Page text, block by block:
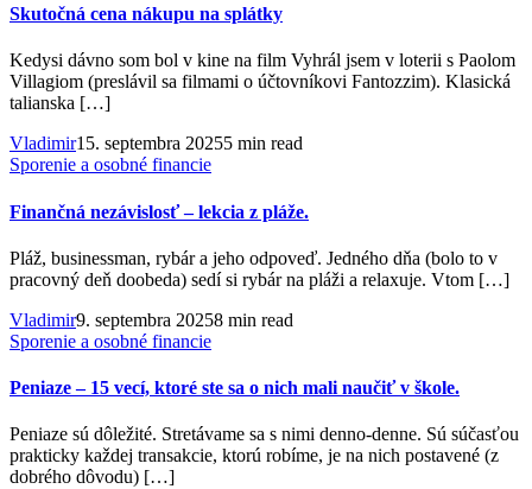
Skutočná cena nákupu na splátky
Kedysi dávno som bol v kine na film Vyhrál jsem v loterii s Paolom
Villagiom (preslávil sa filmami o účtovníkovi Fantozzim). Klasická
talianska […]
Vladimir15. septembra 20255 min read
Sporenie a osobné financie
Finančná nezávislosť – lekcia z pláže.
Pláž, businessman, rybár a jeho odpoveď. Jedného dňa (bolo to v
pracovný deň doobeda) sedí si rybár na pláži a relaxuje. Vtom […]
Vladimir9. septembra 20258 min read
Sporenie a osobné financie
Peniaze – 15 vecí, ktoré ste sa o nich mali naučiť v škole.
Peniaze sú dôležité. Stretávame sa s nimi denno-denne. Sú súčasťou
prakticky každej transakcie, ktorú robíme, je na nich postavené (z
dobrého dôvodu) […]